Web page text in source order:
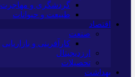
گردشگری و مهاجرت
طبیعت و حیوانات
اقتصاد
صنعت
کارآفرینی و بازاریابی
ارزدیجیتال
تحصیلات
بهداشت